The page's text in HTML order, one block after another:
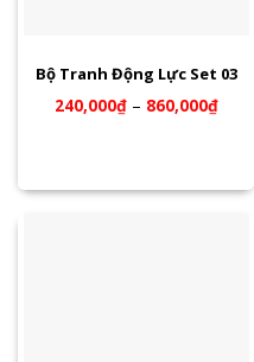
Bộ Tranh Động Lực Set 03
240,000₫– 860,000₫